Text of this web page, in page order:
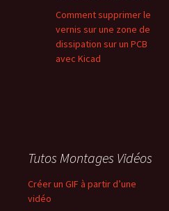
Comment supprimer le
vernis sur une zone de
dissipation sur un PCB
avec Kicad
Tutos Montages Vidéos
Créer un GIF à partir d’une
vidéo